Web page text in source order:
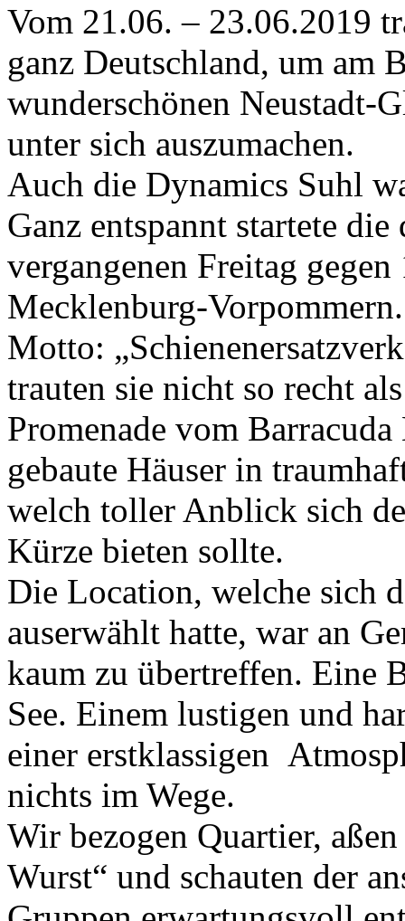
Vom 21.06. – 23.06.2019
ganz Deutschland, um am
wunderschönen Neustadt-
unter sich auszumachen.
Auch die Dynamics Suhl
Ganz entspannt startete
vergangenen Freitag
Mecklenburg-
Motto:
trauten sie nicht so recht
Promenade vom
gebaute Häuser in
welch toller Anblick sich
Kürze bieten sollte.
Die Location, welche sich
auserwählt hatte, war an
kaum zu übertreffen. Eine
See. Einem lustigen und
einer erstklassigen
nichts im Wege.
Wir bezogen Quartier,
Wurst“ und schauten der